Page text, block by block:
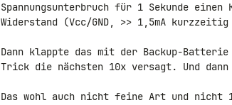
Spannungsunterbruch für 1 Sekunde
Widerstand (Vcc/GND, >> 1,5mA
Dann klappte das mit der Backup-
Trick die nächsten 10x versagt. Und
Das wohl auch nicht feine Art und nicht